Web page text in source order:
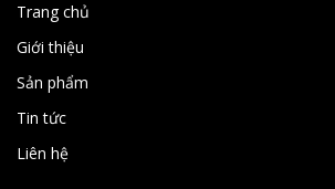
Trang chủ
Giới thiệu
Sản phẩm
Tin tức
Liên hệ